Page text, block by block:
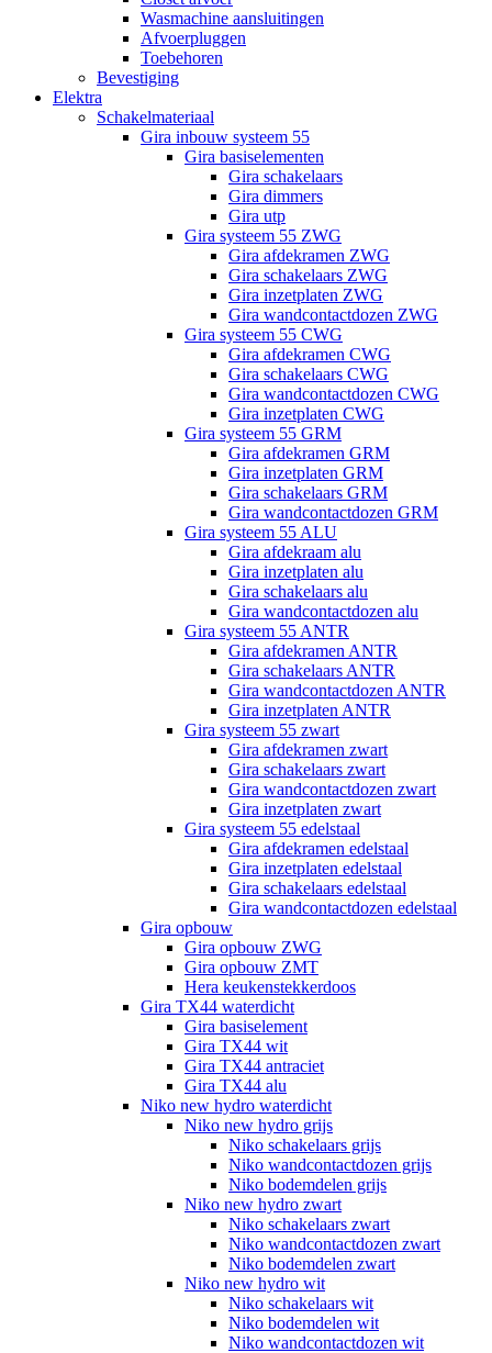
Wasmachine aansluitingen
Afvoerpluggen
Toebehoren
Bevestiging
Elektra
Schakelmateriaal
Gira inbouw systeem 55
Gira basiselementen
Gira schakelaars
Gira dimmers
Gira utp
Gira systeem 55 ZWG
Gira afdekramen ZWG
Gira schakelaars ZWG
Gira inzetplaten ZWG
Gira wandcontactdozen ZWG
Gira systeem 55 CWG
Gira afdekramen CWG
Gira schakelaars CWG
Gira wandcontactdozen CWG
Gira inzetplaten CWG
Gira systeem 55 GRM
Gira afdekramen GRM
Gira inzetplaten GRM
Gira schakelaars GRM
Gira wandcontactdozen GRM
Gira systeem 55 ALU
Gira afdekraam alu
Gira inzetplaten alu
Gira schakelaars alu
Gira wandcontactdozen alu
Gira systeem 55 ANTR
Gira afdekramen ANTR
Gira schakelaars ANTR
Gira wandcontactdozen ANTR
Gira inzetplaten ANTR
Gira systeem 55 zwart
Gira afdekramen zwart
Gira schakelaars zwart
Gira wandcontactdozen zwart
Gira inzetplaten zwart
Gira systeem 55 edelstaal
Gira afdekramen edelstaal
Gira inzetplaten edelstaal
Gira schakelaars edelstaal
Gira wandcontactdozen edelstaal
Gira opbouw
Gira opbouw ZWG
Gira opbouw ZMT
Hera keukenstekkerdoos
Gira TX44 waterdicht
Gira basiselement
Gira TX44 wit
Gira TX44 antraciet
Gira TX44 alu
Niko new hydro waterdicht
Niko new hydro grijs
Niko schakelaars grijs
Niko wandcontactdozen grijs
Niko bodemdelen grijs
Niko new hydro zwart
Niko schakelaars zwart
Niko wandcontactdozen zwart
Niko bodemdelen zwart
Niko new hydro wit
Niko schakelaars wit
Niko bodemdelen wit
Niko wandcontactdozen wit